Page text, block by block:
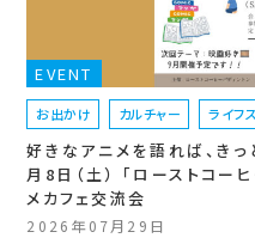
EVENT
お出かけ カルチャー ライフ
好きなアニメを語れば、き
月8日（土） 「ローストコー
メカフェ交流会
2026年07月29日